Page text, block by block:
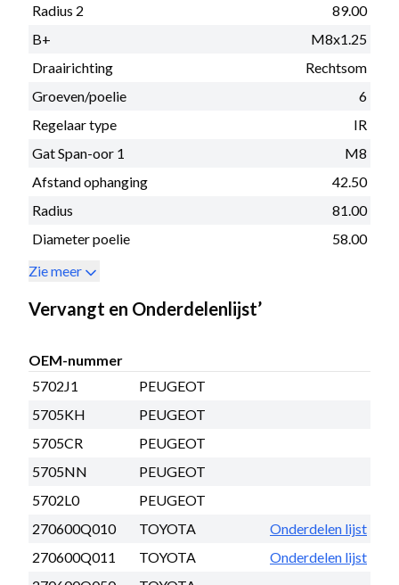
Radius 2
89.00
B+
M8x1.25
Draairichting
Rechtsom
Groeven/poelie
6
Regelaar type
IR
Gat Span-oor 1
M8
Afstand ophanging
42.50
Radius
81.00
Diameter poelie
58.00
Zie meer
Vervangt en Onderdelenlijst’
OEM-nummer
5702J1
PEUGEOT
5705KH
PEUGEOT
5705CR
PEUGEOT
5705NN
PEUGEOT
5702L0
PEUGEOT
270600Q010
TOYOTA
Onderdelen lijst
270600Q011
TOYOTA
Onderdelen lijst